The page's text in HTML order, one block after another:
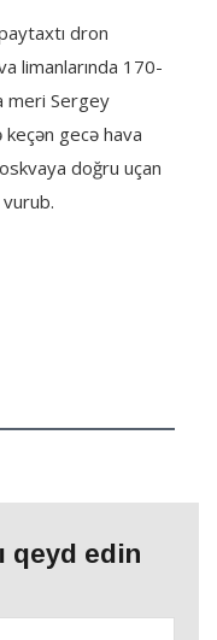
dron
limanlarında 170-
meri Sergey
gecə hava
doğru uçan
qeyd edin